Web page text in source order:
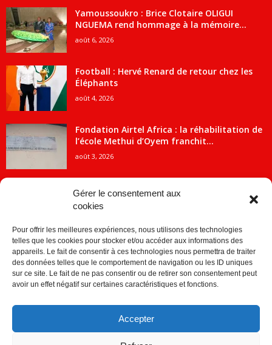
Gérer le consentement aux
cookies
Pour offrir les meilleures expériences, nous utilisons des technologies
telles que les cookies pour stocker et/ou accéder aux informations des
appareils. Le fait de consentir à ces technologies nous permettra de traiter
des données telles que le comportement de navigation ou les ID uniques
sur ce site. Le fait de ne pas consentir ou de retirer son consentement peut
avoir un effet négatif sur certaines caractéristiques et fonctions.
Accepter
Yamoussoukro : Brice Clotaire OLIGUI
NGUEMA rend hommage à la mémoire...
août 6, 2026
Football : Hervé Renard de retour chez les
Éléphants
août 4, 2026
Fondation Airtel Africa : la réhabilitation de
l’école Methui d’Oyem franchit...
août 3, 2026
ACTUALITES
Economie 2091
1840
Société
Sport 859